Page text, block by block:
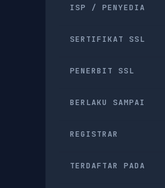
ISP / PENYEDIA
SERTIFIKAT SSL
PENERBIT SSL
BERLAKU SAMPAI
REGISTRAR
TERDAFTAR PADA